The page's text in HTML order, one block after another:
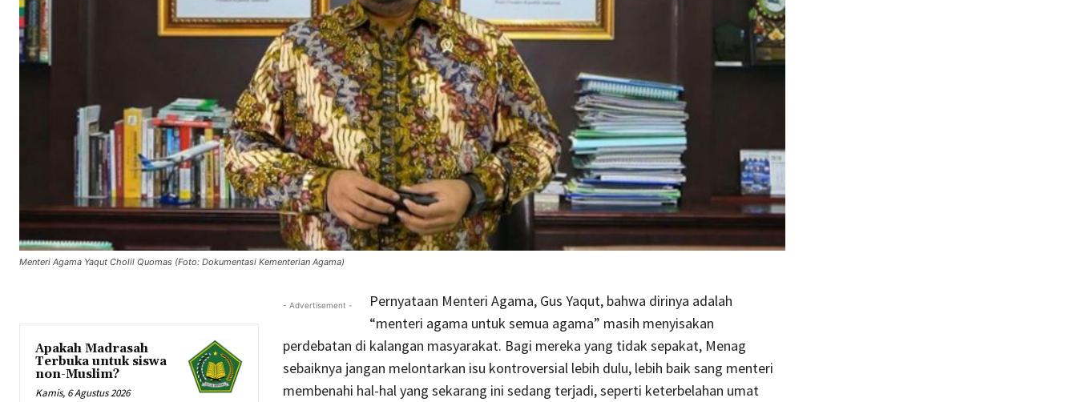
Menteri Agama Yaqut Cholil Quomas (Foto: Dokumentasi Kementerian Agama)
Apakah Madrasah
Terbuka untuk siswa
non-Muslim?
Kamis, 6 Agustus 2026
- Advertisement -
Pernyataan Menteri Agama, Gus Yaqut, bahwa dirinya adalah
“menteri agama untuk semua agama” masih menyisakan
perdebatan di kalangan masyarakat. Bagi mereka yang tidak sepakat, Menag
sebaiknya jangan melontarkan isu kontroversial lebih dulu, lebih baik sang menteri
membenahi hal-hal yang sekarang ini sedang terjadi, seperti keterbelahan umat